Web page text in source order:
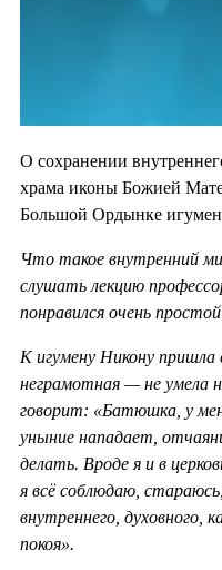
О сохранении
храма иконы Божией
Большой Ордынке
Что такое внутренний
слушать лекцию
понравился очень
К игумену Никону
неграмотная — не умела
говорит: «Батюшка, у
уныние нападает,
делать. Вроде я и в
я всё соблюдаю,
внутреннего, духовного,
покоя».